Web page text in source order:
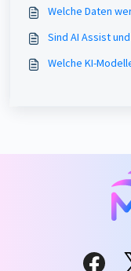
Welche Daten
Sind AI Assist
Welche KI-